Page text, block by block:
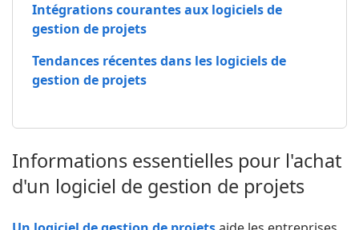
Intégrations courantes aux logiciels de
gestion de projets
Tendances récentes dans les logiciels de
gestion de projets
Informations essentielles pour l'achat
d'un logiciel de gestion de projets